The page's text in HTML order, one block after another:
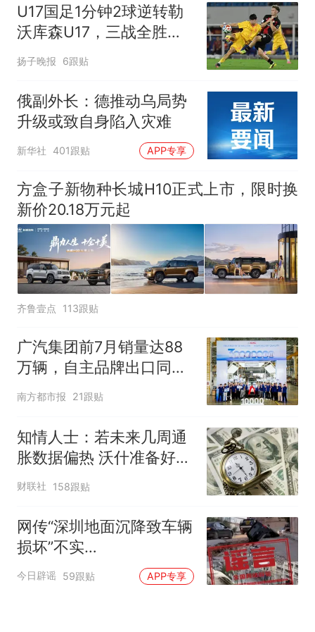
U17国足1分钟2球逆转勒
沃库森U17，三战全胜！
扬子晚报 6跟贴
俄副外长：德推动乌局势
升级或致自身陷入灾难
新华社 401跟贴 APP专享
方盒子新物种长城H10正式上市，限时换
新价20.18万元起
齐鲁壹点 113跟贴
广汽集团前7月销量达88
万辆，自主品牌出口同比
增130%
南方都市报 21跟贴
知情人士：若未来几周通
胀数据偏热 沃什准备好加
息
财联社 158跟贴
网传“深圳地面沉降致车辆
损坏”不实
（2026·08·06）
今日辟谣 59跟贴 APP专享